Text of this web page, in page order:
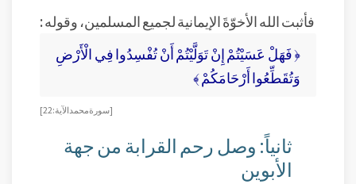
فأثبت الله الأخوّةَ الإيمانية لجميع المسلمين، وقوله :
﴿ فَهَلْ عَسَيْتُمْ إِنْ تَوَلَّيْتُمْ أَنْ تُفْسِدُوا فِي الْأَرْضِ
وَتُقَطِّعُوا أَرْحَامَكُمْ ﴾
[سورة محمد الآية: 22]
ثانياً: وصل رحم القرابة من جهة
الأبوين